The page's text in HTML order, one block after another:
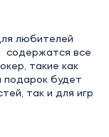
любителей
содержатся все
такие как
подарок будет
так и для игр